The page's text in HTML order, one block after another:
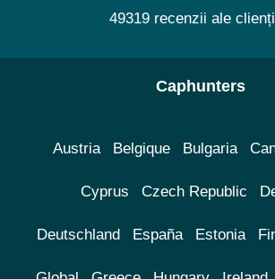
49319 recenzii ale
Caphunters
Austria Belgique Bulgaria
Cyprus Czech Republic
Deutschland España Estonia